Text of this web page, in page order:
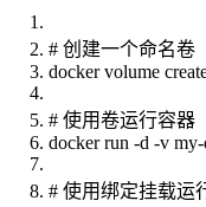
# 创建一个命名卷
docker volume
# 使用卷运行容器
docker run -d -v
# 使用绑定挂载运